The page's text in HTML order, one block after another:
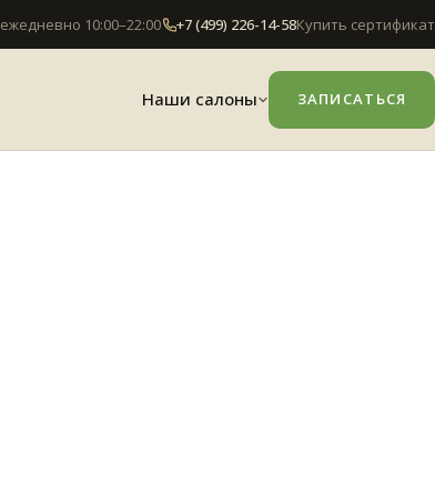
ежедневно 10:00–22:00 +7 (499) 226-14-58Купить сертификат
Наши салоны ЗАПИСАТЬСЯ